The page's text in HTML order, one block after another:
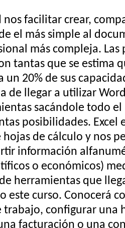
nos facilitar crear,
el más simple al
más compleja. Las
tantas que se estima
un 20% de sus
de llegar a utilizar
sacándole todo
posibilidades. Excel
de cálculo y nos
información
o económicos)
herramientas que
este curso. Conocerá
trabajo, configurar una
facturación o una